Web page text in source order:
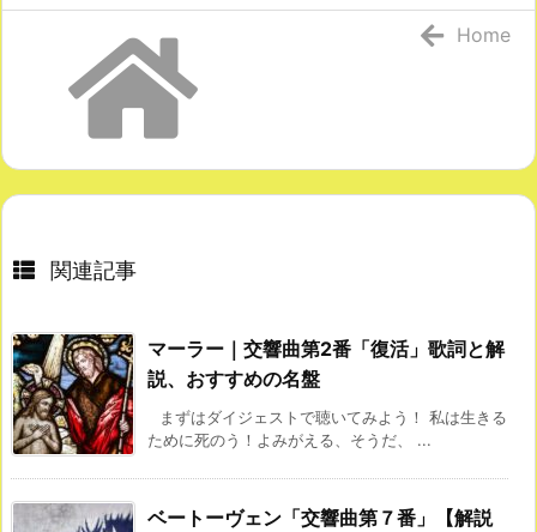
Home
関連記事
マーラー｜交響曲第2番「復活」歌詞と解
説、おすすめの名盤
まずはダイジェストで聴いてみよう！ 私は生きる
ために死のう！よみがえる、そうだ、 ...
ベートーヴェン「交響曲第７番」【解説